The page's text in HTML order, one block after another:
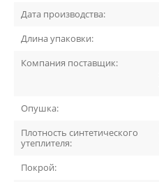
Дата производства:
Длина упаковки:
Компания поставщик:
Опушка:
Плотность синтетического
утеплителя:
Покрой: